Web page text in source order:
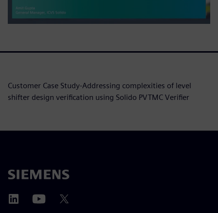
Customer Case Study-Addressing complexities of level
shifter design verification using Solido PVTMC Verifier